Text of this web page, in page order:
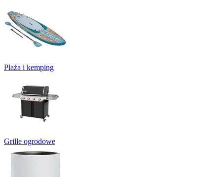
Plaża i kemping
Grille ogrodowe